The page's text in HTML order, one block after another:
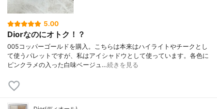
5.00
Diorなのにオトク！？
005コッパーゴールドを購入。こちらは本来はハイライトやチークとし
て使うパレットですが、私はアイシャドウとして使っています。各色に
ピンクラメの入った白味ベージュ…続きを見る